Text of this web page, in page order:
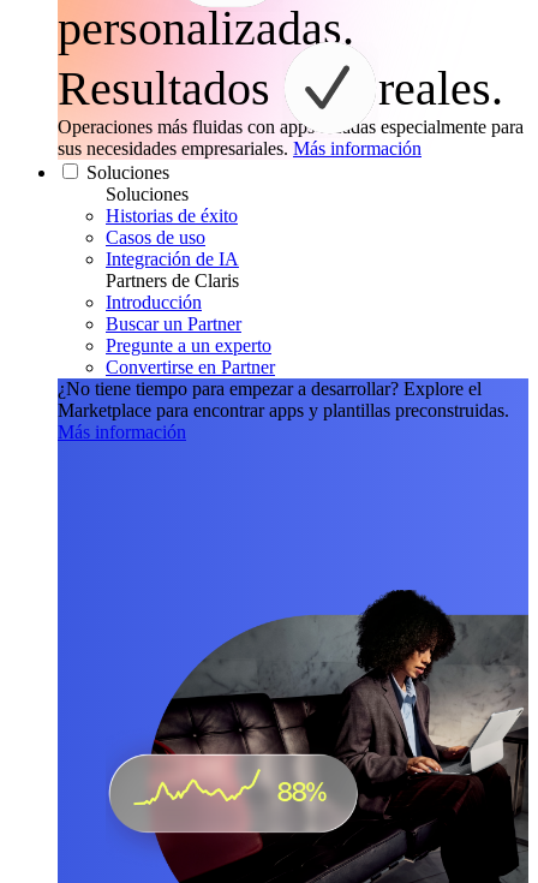
personalizadas.
Resultados
reales.
Operaciones más fluidas con apps creadas especialmente para
sus necesidades empresariales. Más información
Soluciones
Soluciones
Historias de éxito
Casos de uso
Integración de IA
Partners de Claris
Introducción
Buscar un Partner
Pregunte a un experto
Convertirse en Partner
¿No tiene tiempo para empezar a desarrollar? Explore el
Marketplace para encontrar apps y plantillas preconstruidas.
Más información